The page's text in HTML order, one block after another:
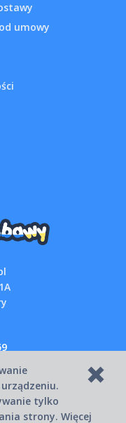
umowy
© 2007-2026 CzasZabawy.pl
tylko
strony. Więcej